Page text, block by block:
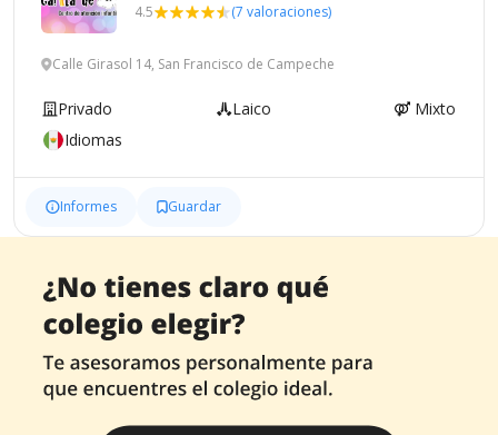
4.5 (7 valoraciones)
Calle Girasol 14, San Francisco de Campeche
Privado Laico
Mixto
Idiomas
Informes Guardar